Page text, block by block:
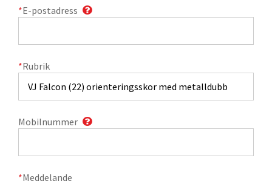
*E-postadress
*Rubrik
Mobilnummer
*Meddelande